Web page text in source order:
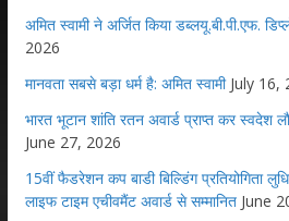
अमित स्वामी ने अर्जित किया डब्लयू.बी.पी.एफ.
2026
मानवता सबसे बड़ा धर्म है: अमित स्वामी July 16,
भारत भूटान शांति रतन अवार्ड प्राप्त कर स्वदेश
June 27, 2026
15वीं फैडरेशन कप बाडी बिल्डिंग प्रतियोगिता
लाइफ टाइम एचीवमैंट अवार्ड से सम्मानित June